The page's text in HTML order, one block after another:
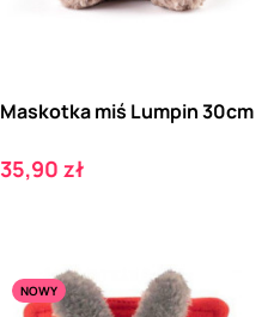
Maskotka miś Lumpin 30cm
Cena
35,90 zł
NOWY